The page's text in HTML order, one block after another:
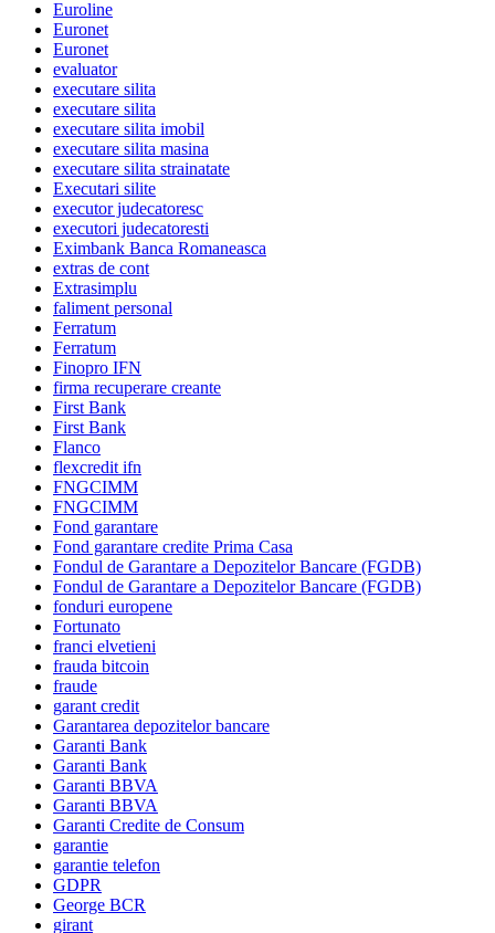
Euroline
Euronet
Euronet
evaluator
executare silita
executare silita
executare silita imobil
executare silita masina
executare silita strainatate
Executari silite
executor judecatoresc
executori judecatoresti
Eximbank Banca Romaneasca
extras de cont
Extrasimplu
faliment personal
Ferratum
Ferratum
Finopro IFN
firma recuperare creante
First Bank
First Bank
Flanco
flexcredit ifn
FNGCIMM
FNGCIMM
Fond garantare
Fond garantare credite Prima Casa
Fondul de Garantare a Depozitelor Bancare (FGDB)
Fondul de Garantare a Depozitelor Bancare (FGDB)
fonduri europene
Fortunato
franci elvetieni
frauda bitcoin
fraude
garant credit
Garantarea depozitelor bancare
Garanti Bank
Garanti Bank
Garanti BBVA
Garanti BBVA
Garanti Credite de Consum
garantie
garantie telefon
GDPR
George BCR
girant